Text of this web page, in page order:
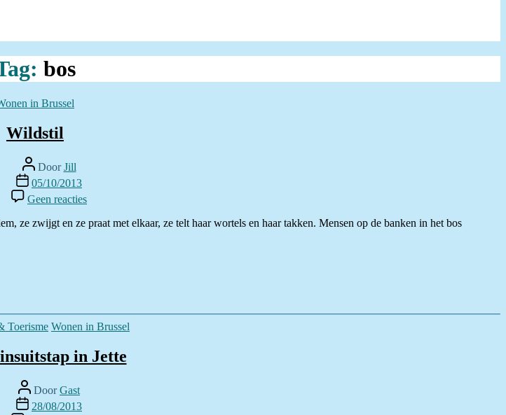
bos
Categorieën
in Brussel
Wildstil
Berichtauteur
DoorJill
Berichtdatum
05/10/2013
Geen reacties
Wildstil
ze zwijgt en ze praat met elkaar, ze telt haar wortels en haar takken. Mensen op de banken in het bos
Categorieën
Toerisme Wonen in Brussel
in Jette
Berichtauteur
DoorGast
Berichtdatum
28/08/2013